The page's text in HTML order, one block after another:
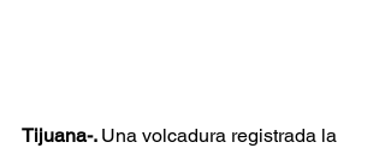
Tijuana-. Una volcadura registrada la